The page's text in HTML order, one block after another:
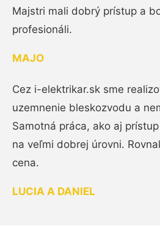
Majstri mali dobrý prístup a
profesionáli.
MAJO
Cez i-elektrikar.sk sme
uzemnenie bleskozvodu a
Samotná práca, ako aj
na veľmi dobrej úrovni.
cena.
LUCIA A DANIEL